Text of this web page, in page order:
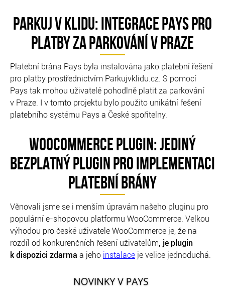
PARKUJ V KLIDU: INTEGRACE PAYS PRO
PLATBY ZA PARKOVÁNÍ V PRAZE
Platební brána Pays byla instalována jako platební řešení
pro platby prostřednictvím Parkujvklidu.cz. S pomocí
Pays tak mohou uživatelé pohodlně platit za parkování
v Praze. I v tomto projektu bylo použito unikátní řešení
platebního systému Pays a České spořitelny.
WOOCOMMERCE PLUGIN: JEDINÝ
BEZPLATNÝ PLUGIN PRO IMPLEMENTACI
PLATEBNÍ BRÁNY
Věnovali jsme se i menším úpravám našeho pluginu pro
populární e-shopovou platformu WooCommerce. Velkou
výhodou pro české uživatele WooCommerce je, že na
rozdíl od konkurenčních řešení uživatelům, je plugin
k dispozici zdarma a jeho instalace je velice jednoduchá.